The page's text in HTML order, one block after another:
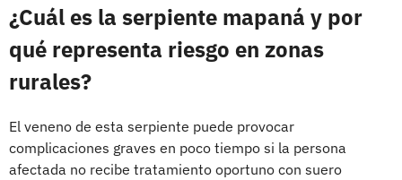
¿Cuál es la serpiente mapaná y por
qué representa riesgo en zonas
rurales?
El veneno de esta serpiente puede provocar
complicaciones graves en poco tiempo si la persona
afectada no recibe tratamiento oportuno con suero